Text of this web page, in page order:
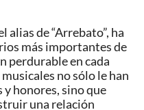
alias de “Arrebato”, ha
más importantes de
perdurable en cada
no sólo le han
honores, sino que
una relación